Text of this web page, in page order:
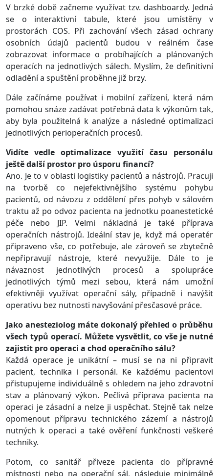
V brzké době začneme využívat tzv. dashboardy. Jedná
se o interaktivní tabule, které jsou umístěny v
prostorách COS. Při zachování všech zásad ochrany
osobních údajů pacientů budou v reálném čase
zobrazovat informace o probíhajících a plánovaných
operacích na jednotlivých sálech. Myslím, že definitivní
odladění a spuštění proběhne již brzy.
Dále začínáme používat i mobilní zařízení, která nám
pomohou snáze zadávat potřebná data k výkonům tak,
aby byla použitelná k analýze a následné optimalizaci
jednotlivých perioperačních procesů.
Vidíte vedle optimalizace využití času personálu
ještě další prostor pro úsporu financí?
Ano. Je to v oblasti logistiky pacientů a nástrojů. Pracuji
na tvorbě co nejefektivnějšího systému pohybu
pacientů, od návozu z oddělení přes pohyb v sálovém
traktu až po odvoz pacienta na jednotku poanestetické
péče nebo JIP. Velmi nákladná je také příprava
operačních nástrojů. Ideální stav je, když má operatér
připraveno vše, co potřebuje, ale zároveň se zbytečně
nepřipravují nástroje, které nevyužije. Dále to je
návaznost jednotlivých procesů a spolupráce
jednotlivých týmů mezi sebou, která nám umožní
efektivněji využívat operační sály, případně i navýšit
operativu bez nutnosti navyšování přesčasové práce.
Jako anesteziolog máte dokonalý přehled o průběhu
všech typů operací. Můžete vysvětlit, co vše je nutné
zajistit pro operaci a chod operačního sálu?
Každá operace je unikátní – musí se na ni připravit
pacient, technika i personál. Ke každému pacientovi
přistupujeme individuálně s ohledem na jeho zdravotní
stav a plánovaný výkon. Pečlivá příprava pacienta na
operaci je zásadní a nelze ji uspěchat. Stejně tak nelze
opomenout přípravu technického zázemí a nástrojů
nutných k operaci a také ověření funkčnosti veškeré
techniky.
Potom, co sanitář přiveze pacienta do přípravné
místnosti nebo na operační sál, následuje minimálně